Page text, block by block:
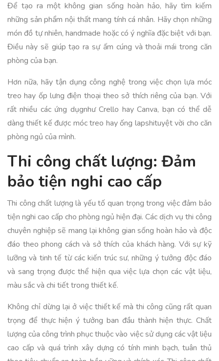
Để tạo ra một không gian sống hoàn hảo, hãy tìm kiếm
những sản phẩm nội thất mang tính cá nhân. Hãy chọn những
món đồ tự nhiên, handmade hoặc có ý nghĩa đặc biệt với bạn.
Điều này sẽ giúp tạo ra sự ấm cúng và thoải mái trong căn
phòng của bạn.
Hơn nữa, hãy tận dụng công nghệ trong việc chọn lựa móc
treo hay ốp lưng điện thoại theo sở thích riêng của bạn. Với
rất nhiều các ứng dụgnhư Crello hay Canva, bạn có thể dễ
dàng thiết kế được móc treo hay ống lapshituyệt vời cho căn
phòng ngủ của mình.
Thi công chất lượng: Đảm
bảo tiện nghi cao cấp
Thi công chất lượng là yếu tố quan trọng trong việc đảm bảo
tiện nghi cao cấp cho phòng ngủ hiện đại. Các dịch vụ thi công
chuyên nghiệp sẽ mang lại không gian sống hoàn hảo và độc
đáo theo phong cách và sở thích của khách hàng. Với sự kỹ
lưỡng và tinh tế từ các kiến trúc sư, những ý tưởng độc đáo
và sang trọng được thể hiện qua việc lựa chọn các vật liệu,
màu sắc và chi tiết trong thiết kế.
Không chỉ dừng lại ở việc thiết kế mà thi công cũng rất quan
trọng để thực hiện ý tưởng ban đầu thành hiện thực. Chất
lượng của công trình phục thuộc vào việc sử dụng các vật liệu
cao cấp và quá trình xây dựng có tính minh bạch, tuân thủ